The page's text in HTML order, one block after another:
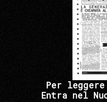
Per
Entra nel